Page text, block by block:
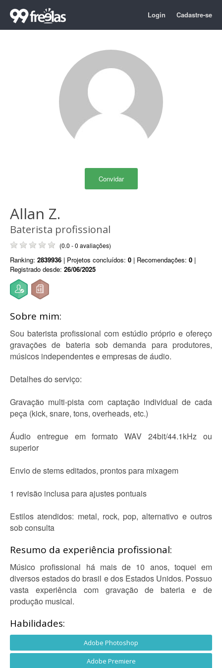
Login Cadastre-se
Convidar
Allan Z.
Baterista profissional
(0.0 - 0 avaliações)
Ranking: 2839936 | Projetos concluídos: 0 | Recomendações: 0 |
Registrado desde: 26/06/2025
Sobre mim:
Sou baterista profissional com estúdio próprio e ofereço
gravações de bateria sob demanda para produtores,
músicos independentes e empresas de áudio.
Detalhes do serviço:
Gravação multi-pista com captação individual de cada
peça (kick, snare, tons, overheads, etc.)
Áudio entregue em formato WAV 24bit/44.1kHz ou
superior
Envio de stems editados, prontos para mixagem
1 revisão inclusa para ajustes pontuais
Estilos atendidos: metal, rock, pop, alternativo e outros
sob consulta
Resumo da experiência profissional:
Músico profissional há mais de 10 anos, toquei em
diversos estados do brasil e dos Estados Unidos. Possuo
vasta experiência com gravação de bateria e de
produção musical.
Habilidades:
Adobe Photoshop
Adobe Premiere